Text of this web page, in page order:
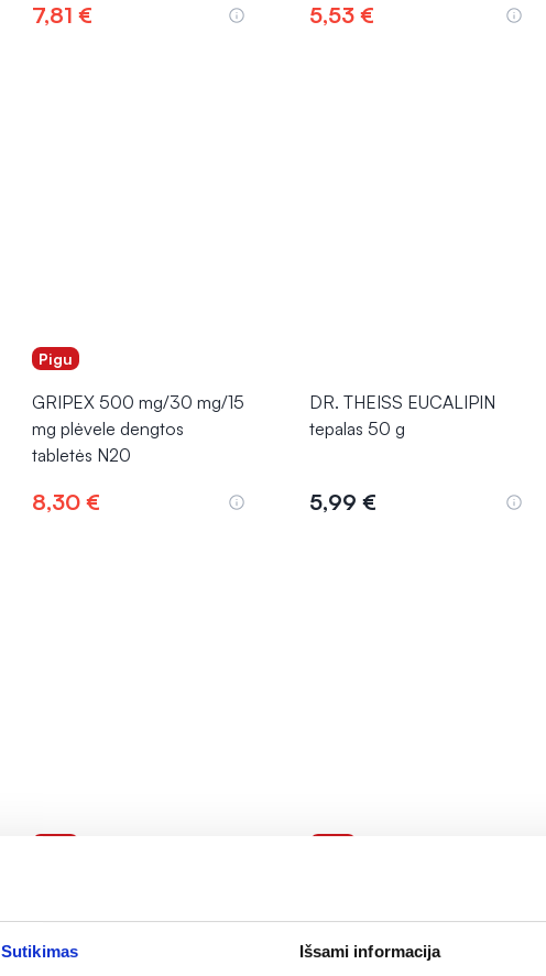
Sutikimas Išsami informacija
7,81 € 5,53 €
Pigu
GRIPEX 500 mg/30 mg/15
mg plėvele dengtos
tabletės N20
8,30 €
DR. THEISS EUCALIPIN
tepalas 50 g
5,99 €
LEMON 750 mg/10 mg/60
mg milteliai geriamajam
LEMON 1000 mg/10
mg/40 mg milteliai